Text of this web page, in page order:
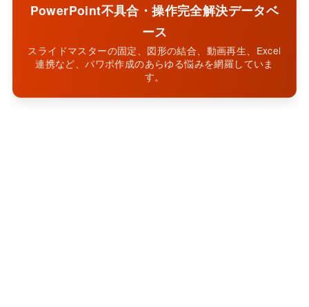
PowerPoint不具合・操作完全解決データベ
ース
スライドマスターの固定、図形の結合、動画再生、Excel
連携など、パワポ作成のあらゆる悩みを網羅していま
す。